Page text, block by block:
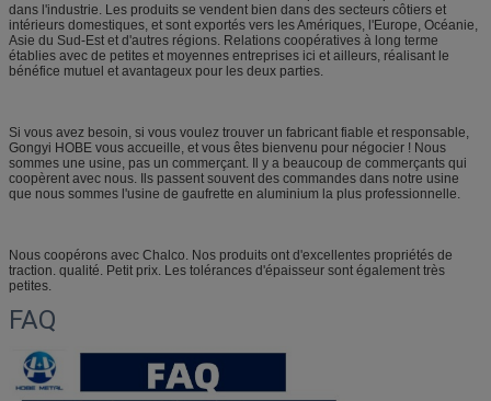
dans l'industrie. Les produits se vendent bien dans des secteurs côtiers et
intérieurs domestiques, et sont exportés vers les Amériques, l'Europe, Océanie,
Asie du Sud-Est et d'autres régions. Relations coopératives à long terme
établies avec de petites et moyennes entreprises ici et ailleurs, réalisant le
bénéfice mutuel et avantageux pour les deux parties.
Si vous avez besoin, si vous voulez trouver un fabricant fiable et responsable,
Gongyi HOBE vous accueille, et vous êtes bienvenu pour négocier ! Nous
sommes une usine, pas un commerçant. Il y a beaucoup de commerçants qui
coopèrent avec nous. Ils passent souvent des commandes dans notre usine
que nous sommes l'usine de gaufrette en aluminium la plus professionnelle.
Nous coopérons avec Chalco. Nos produits ont d'excellentes propriétés de
traction. qualité. Petit prix. Les tolérances d'épaisseur sont également très
petites.
FAQ